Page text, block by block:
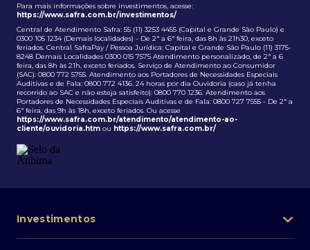
Para mais informações sobre investimentos, acesse:
https://www.safra.com.br/investimentos/
Central de Atendimento Safra: 55 (11) 3253 4455 (Capital e Grande São Paulo) e
0300 105 1234 (Demais localidades) - De 2ª a 6ª feira, das 8h às 21h30, exceto
feriados. Central SafraPay / Pessoa Jurídica: Capital e Grande São Paulo (11) 3175-
8248 Demais Localidades 0300 015 7575 Atendimento personalizado, de 2ª a 6
feira, das 8h às 21h, exceto feriados. Serviço de Atendimento ao Consumidor
(SAC): 0800 772 5755. Atendimento aos Portadores de Necessidades Especiais
Auditivas e de Fala: 0800 772 4136. 24 horas por dia Ouvidoria (caso já tenha
recorrido ao SAC e não esteja satisfeito): 0800 770 1236. Atendimento aos
Portadores de Necessidades Especiais Auditivas e de Fala: 0800 727 7555 - De 2ª a
6ª feira, das 9h às 18h, exceto feriados. Ou acesse
https://www.safra.com.br/atendimento/atendimento-ao-
cliente/ouvidoria.htm ou https://www.safra.com.br/
Investimentos